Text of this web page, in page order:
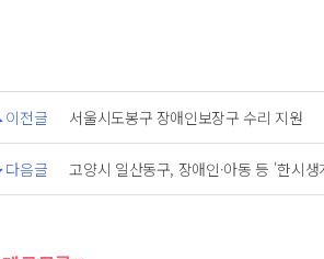
이전글 서울시도봉구 장애인보장구 수리 지원
다음글 고양시 일산동구, 장애인·아동 등 '한시